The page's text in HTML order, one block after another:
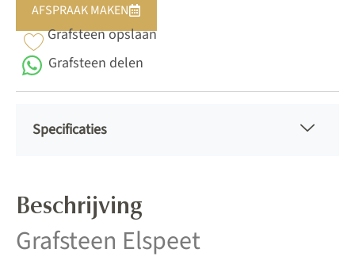
AFSPRAAK MAKEN
Grafsteen opslaan
Grafsteen delen
Specificaties
Beschrijving
Grafsteen Elspeet